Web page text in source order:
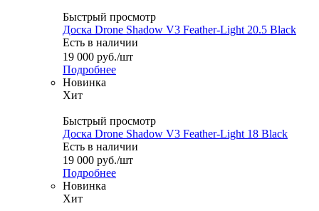
Быстрый просмотр
Доска Drone Shadow V3 Feather-Light 20.5 Black
Есть в наличии
19 000 руб./шт
Подробнее
Новинка
Хит
Быстрый просмотр
Доска Drone Shadow V3 Feather-Light 18 Black
Есть в наличии
19 000 руб./шт
Подробнее
Новинка
Хит